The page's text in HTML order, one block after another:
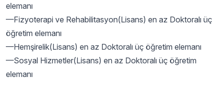
elemanı
—Fizyoterapi ve Rehabilitasyon(Lisans) en az Doktoralı üç
öğretim elemanı
—Hemşirelik(Lisans) en az Doktoralı üç öğretim elemanı
—Sosyal Hizmetler(Lisans) en az Doktoralı üç öğretim
elemanı